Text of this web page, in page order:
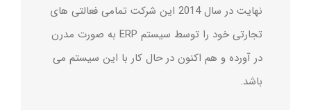
نهایت در سال 2014 این شرکت تمامی فعالتی های
تجارتی خود را توسط سیستم ERP به صورت مدرن
در آورده و هم اکنون در حال کار با این سیستم می
باشد.